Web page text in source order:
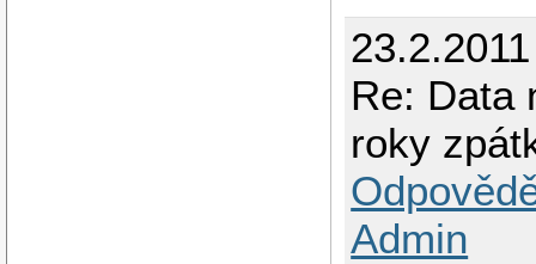
Re: Data
roky
Admin